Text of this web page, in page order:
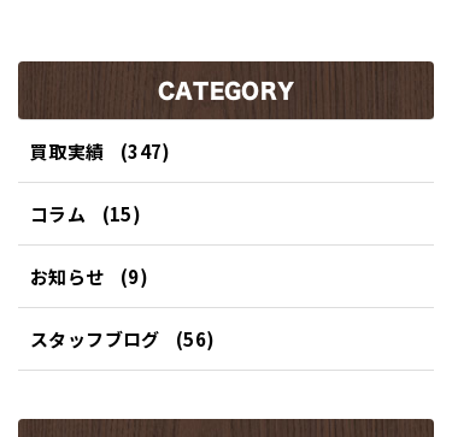
CATEGORY
買取実績 (347)
コラム (15)
お知らせ (9)
スタッフブログ (56)